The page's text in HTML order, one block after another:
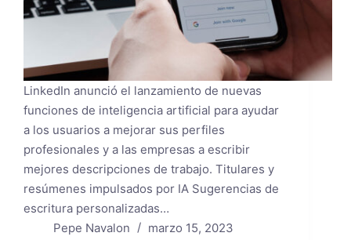
LinkedIn anunció el lanzamiento de nuevas
funciones de inteligencia artificial para ayudar
a los usuarios a mejorar sus perfiles
profesionales y a las empresas a escribir
mejores descripciones de trabajo. Titulares y
resúmenes impulsados ​​por IA Sugerencias de
escritura personalizadas…
Pepe Navalon
marzo 15, 2023